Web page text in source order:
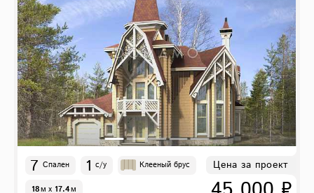
7 Спален 1 с/у Клееный брус
18м x 17.4м
Цена за проект